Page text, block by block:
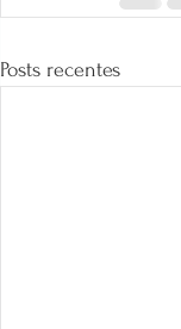
Posts recentes